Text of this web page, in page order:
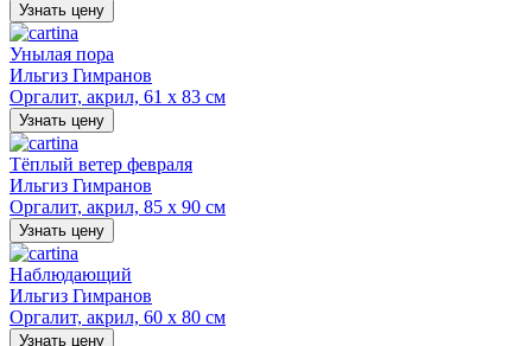
Узнать цену
Унылая пора
Ильгиз Гимранов
Оргалит, акрил, 61 х 83 см
Узнать цену
Тёплый ветер февраля
Ильгиз Гимранов
Оргалит, акрил, 85 х 90 см
Узнать цену
Наблюдающий
Ильгиз Гимранов
Оргалит, акрил, 60 х 80 см
Узнать цену